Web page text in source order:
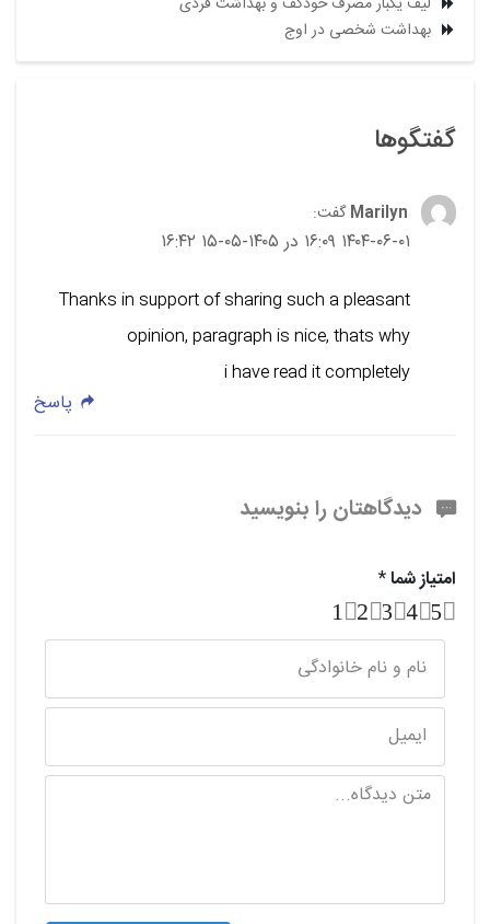
بهداشت شخصی در اوج
گفتگوها
Marilyn گفت:
۱۴۰۴-۰۶-۰۱ ۱۶:۰۹ در ۱۴۰۵-۰۵-۱۵ ۱۶:۴۲
Thanks in support of sharing such a pleasant
opinion, paragraph is nice, thats why
i have read it completely
پاسخ
دیدگاهتان را بنویسید
امتیاز شما*
5
4
3
2
1